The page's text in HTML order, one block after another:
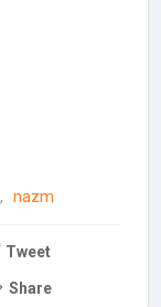
nazm
Tweet
Share